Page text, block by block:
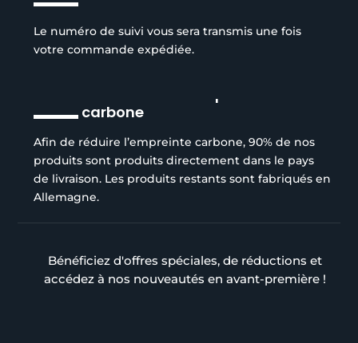
Le numéro de suivi vous sera transmis une fois
votre commande expédiée.
carbone
Afin de réduire l’empreinte carbone, 90% de nos
produits sont produits directement dans le pays
de livraison. Les produits restants sont fabriqués en
Allemagne.
Bénéficiez d'offres spéciales, de réductions et
accédez à nos nouveautés en avant-première !